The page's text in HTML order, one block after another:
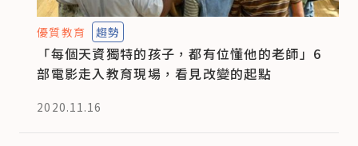
優質教育 趨勢
「每個天資獨特的孩子，都有位懂他的老師」6
部電影走入教育現場，看見改變的起點
2020.11.16